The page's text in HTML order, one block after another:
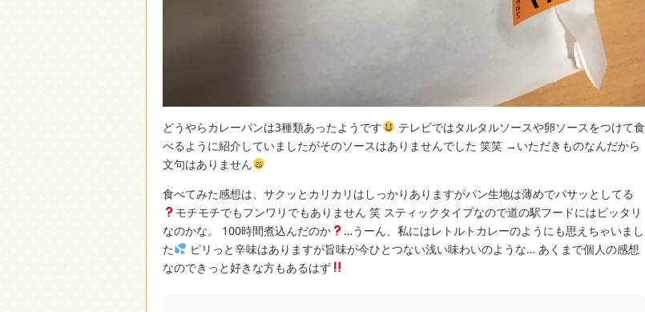
どうやらカレーパンは3種類あったようです
テレビではタルタルソースや卵ソースをつけて食
べるように紹介していましたがそのソースはありませんでした 笑笑 →いただきものなんだから
文句はありません
食べてみた感想は、サクッとカリカリはしっかりありますがパン生地は薄めでパサッとしてる
モチモチでもフンワリでもありません 笑 スティックタイプなので道の駅フードにはピッタリ
なのかな。 100時間煮込んだのか
…うーん、私にはレトルトカレーのようにも思えちゃいまし
た
ピリっと辛味はありますが旨味が今ひとつない浅い味わいのような… あくまで個人の感想
なのできっと好きな方もあるはず